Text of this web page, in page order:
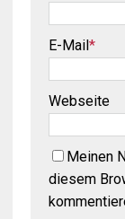
E-Mail *
Webseite
Meinen
diesem